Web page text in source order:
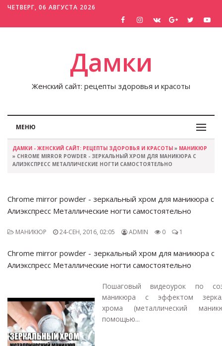
ЧЕТВЕРГ, 06 АВГУСТА 2026
Дамки
Женский сайт: рецепты здоровья и красоты
МЕНЮ
ДАМКИ - ЖЕНСКИЙ САЙТ: РЕЦЕПТЫ ЗДОРОВЬЯ И КРАСОТЫ » МАНИКЮР
» CHROME MIRROR POWDER - ЗЕРКАЛЬНЫЙ ХРОМ ДЛЯ МАНИКЮРА С
АЛИЭКСПРЕСС МЕТАЛЛИЧЕСКИЕ НОГТИ САМОСТОЯТЕЛЬНО
Chrome mirror powder - зеркальный хром для маникюра с
Алиэкспресс Металлические ногти самостоятельно
МАНИКЮР 24-СЕН, 2016, 02:05 ADMIN 0 1
Chrome mirror powder - зеркальный хром для маникюра с
Алиэкспресс Металлические ногти самостоятельно
Пошаговый видеоурок по
маникюра с эффектом
хрома (металлический
помощью...